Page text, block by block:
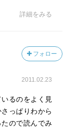
詳細をみる
フォロー
2011.02.23
るのをよく見
っぱりわから
ので読んでみ